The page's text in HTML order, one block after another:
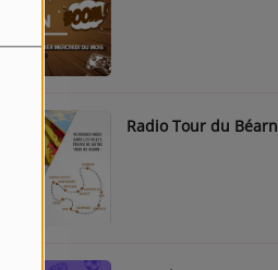
Radio Tour du Béarn